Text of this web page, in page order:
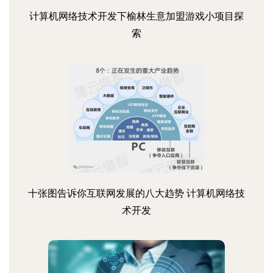
计算机网络技术开发下榆林生意加盟游戏小项目探
索
十张图告诉你互联网发展的八大趋势 计算机网络技
术开发